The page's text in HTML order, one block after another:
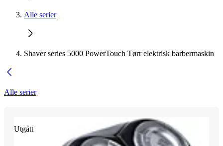
Alle serier
Shaver series 5000 PowerTouch Tørr elektrisk barbermaskin
Alle serier
Utgått